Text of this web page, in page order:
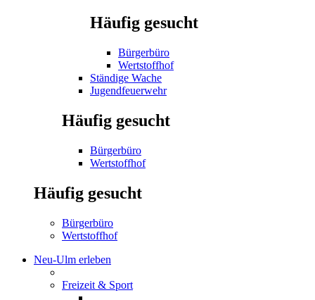
Häufig gesucht
Bürgerbüro
Wertstoffhof
Ständige Wache
Jugendfeuerwehr
Häufig gesucht
Bürgerbüro
Wertstoffhof
Häufig gesucht
Bürgerbüro
Wertstoffhof
Neu-Ulm erleben
Freizeit & Sport